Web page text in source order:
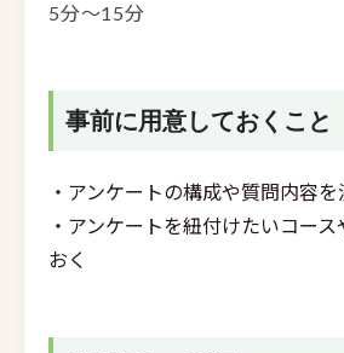
5分～15分
事前に用意しておくこと
・アンケートの構成や質問内容を
・アンケートを紐付けたいコー
おく